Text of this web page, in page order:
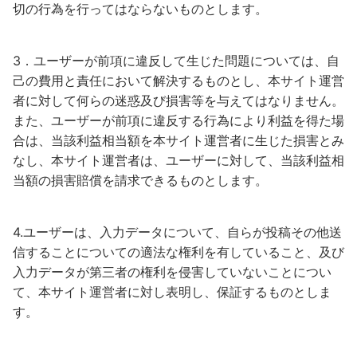
切の行為を行ってはならないものとします。
3．ユーザーが前項に違反して生じた問題については、自
己の費用と責任において解決するものとし、本サイト運営
者に対して何らの迷惑及び損害等を与えてはなりません。
また、ユーザーが前項に違反する行為により利益を得た場
合は、当該利益相当額を本サイト運営者に生じた損害とみ
なし、本サイト運営者は、ユーザーに対して、当該利益相
当額の損害賠償を請求できるものとします。
4.ユーザーは、入力データについて、自らが投稿その他送
信することについての適法な権利を有していること、及び
入力データが第三者の権利を侵害していないことについ
て、本サイト運営者に対し表明し、保証するものとしま
す。